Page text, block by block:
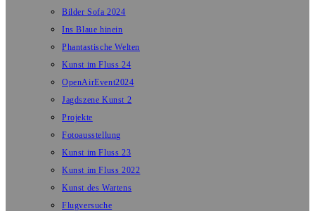
Bilder Sofa 2024
Ins Blaue hinein
Phantastische Welten
Kunst im Fluss 24
OpenAirEvent2024
Jagdszene Kunst 2
Projekte
Fotoausstellung
Kunst im Fluss 23
Kunst im Fluss 2022
Kunst des Wartens
Flugversuche